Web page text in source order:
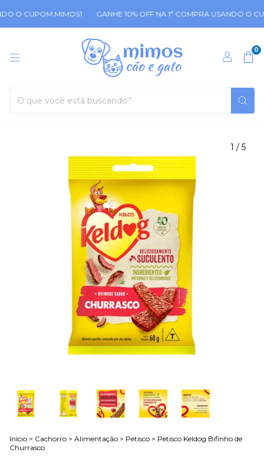
O CUPOM MIMOS1 GANHE 10% OFF NA 1ª COMPRA USANDO O
0
1 / 5
Início > Cachorro > Alimentação > Petisco > Petisco Keldog Bifinho de
Churrasco